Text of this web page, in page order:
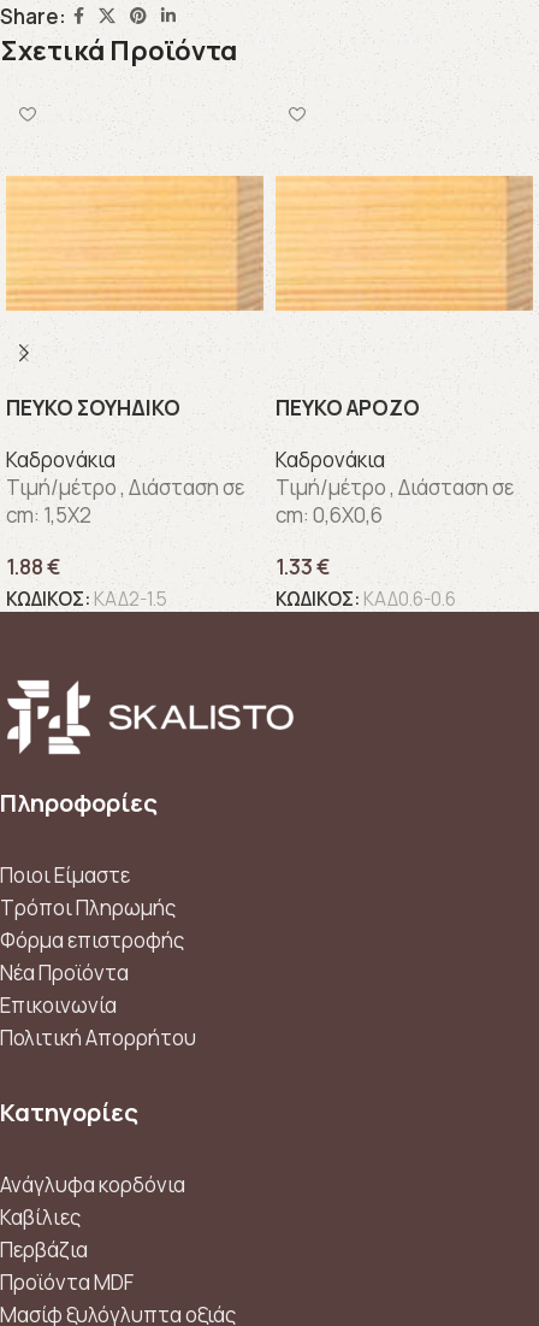
Share:
Σχετικά Προϊόντα
ΠΕΥΚΟ ΣΟΥΗΔΙΚΟ
Καδρονάκια
Τιμή/μέτρο , Διάσταση σε
cm: 1,5X2
1.88€
ΚΩΔΙΚΟΣ: ΚΑΔ2-1.5
ΠΕΥΚΟ ΑΡΟΖΟ
Καδρονάκια
Τιμή/μέτρο , Διάσταση σε
cm: 0,6X0,6
1.33€
ΚΩΔΙΚΟΣ: ΚΑΔ0.6-0.6
Πληροφορίες
Ποιοι Είμαστε
Τρόποι Πληρωμής
Φόρμα επιστροφής
Νέα Προϊόντα
Επικοινωνία
Πολιτική Απορρήτου
Κατηγορίες
Ανάγλυφα κορδόνια
Καβίλιες
Περβάζια
Προϊόντα MDF
Μασίφ ξυλόγλυπτα οξιάς